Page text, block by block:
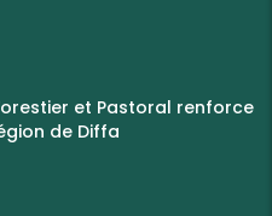
et Pastoral renforce
de Diffa